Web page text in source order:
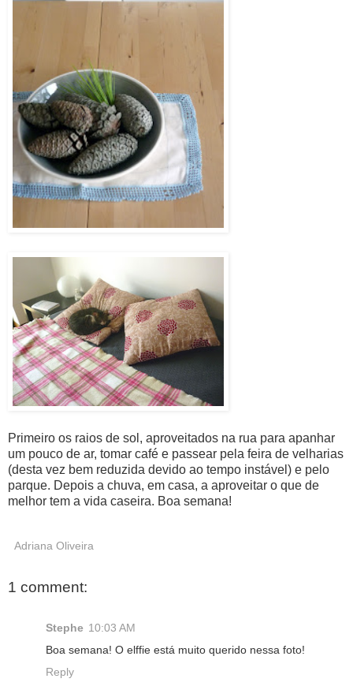
Primeiro os raios de sol, aproveitados na rua para apanhar
um pouco de ar, tomar café e passear pela feira de velharias
(desta vez bem reduzida devido ao tempo instável) e pelo
parque. Depois a chuva, em casa, a aproveitar o que de
melhor tem a vida caseira. Boa semana!
Adriana Oliveira
1 comment:
Stephe 10:03 AM
Boa semana! O elffie está muito querido nessa foto!
Reply